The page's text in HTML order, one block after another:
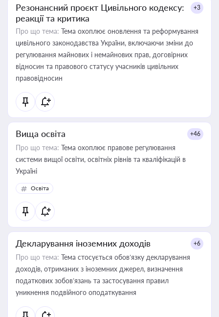
Резонансний проєкт Цивільного кодексу:
реакції та критика
+3
Про що тема: Тема охоплює оновлення та реформування
цивільного законодавства України, включаючи зміни до
регулювання майнових і немайнових прав, договірних
відносин та правового статусу учасників цивільних
правовідносин
Вища освіта +46
Про що тема: Тема охоплює правове регулювання
системи вищої освіти, освітніх рівнів та кваліфікацій в
Україні
Освіта
Декларування іноземних доходів +6
Про що тема: Тема стосується обов’язку декларування
доходів, отриманих з іноземних джерел, визначення
податкових зобов’язань та застосування правил
уникнення подвійного оподаткування